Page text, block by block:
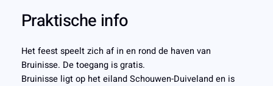
Praktische info
Het feest speelt zich af in en rond de haven van
Bruinisse. De toegang is gratis.
Bruinisse ligt op het eiland Schouwen-Duiveland en is